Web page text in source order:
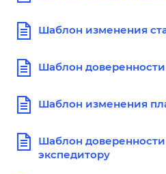
Шаблон изменения
Шаблон доверенности
Шаблон изменения
Шаблон доверенности
экспедитору